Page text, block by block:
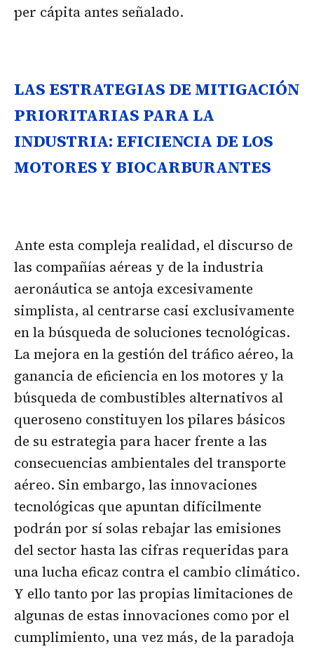
per cápita antes señalado.
LAS ESTRATEGIAS DE MITIGACIÓN
PRIORITARIAS PARA LA
INDUSTRIA: EFICIENCIA DE LOS
MOTORES Y BIOCARBURANTES
Ante esta compleja realidad, el discurso de
las compañías aéreas y de la industria
aeronáutica se antoja excesivamente
simplista, al centrarse casi exclusivamente
en la búsqueda de soluciones tecnológicas.
La mejora en la gestión del tráfico aéreo, la
ganancia de eficiencia en los motores y la
búsqueda de combustibles alternativos al
queroseno constituyen los pilares básicos
de su estrategia para hacer frente a las
consecuencias ambientales del transporte
aéreo. Sin embargo, las innovaciones
tecnológicas que apuntan difícilmente
podrán por sí solas rebajar las emisiones
del sector hasta las cifras requeridas para
una lucha eficaz contra el cambio climático.
Y ello tanto por las propias limitaciones de
algunas de estas innovaciones como por el
cumplimiento, una vez más, de la paradoja